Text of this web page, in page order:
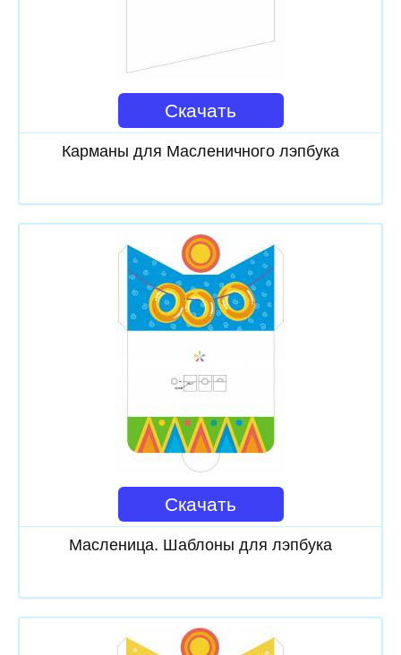
Скачать
Карманы для Масленичного лэпбука
Скачать
Масленица. Шаблоны для лэпбука